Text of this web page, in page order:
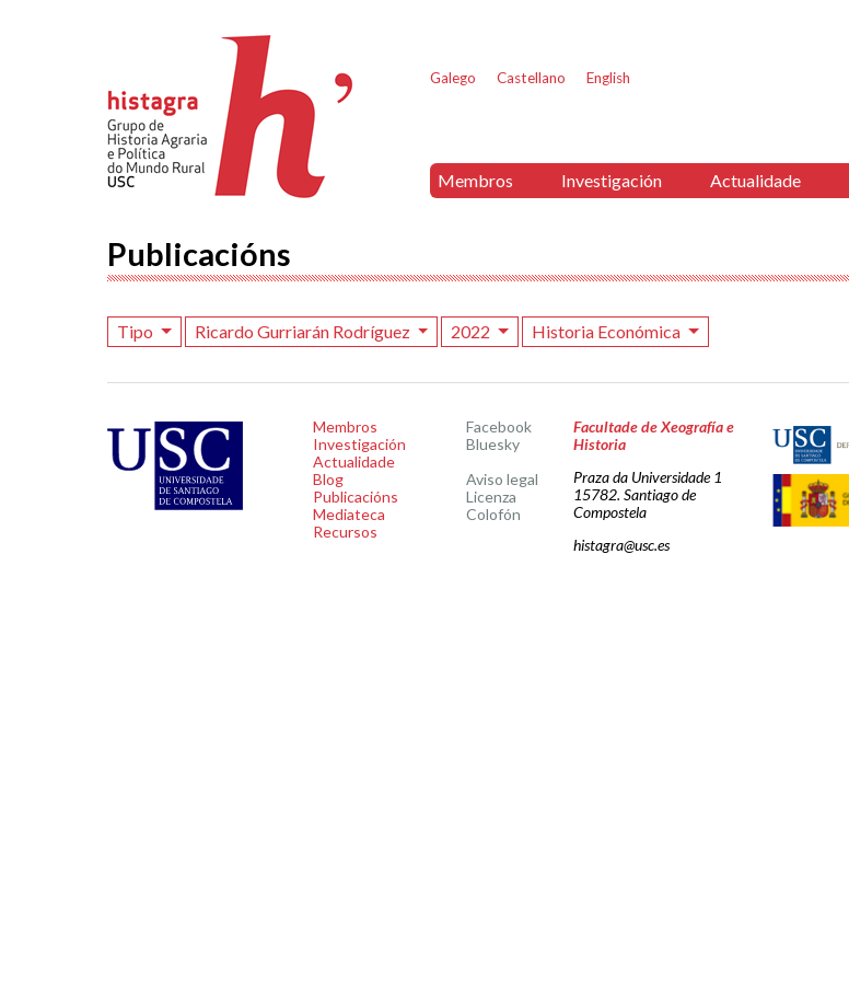
Galego Castellano English
Membros Investigación Actualidade
Publicacións
Tipo Ricardo Gurriarán Rodríguez 2022 Historia Económica
Membros
Investigación
Actualidade
Blog
Publicacións
Mediateca
Recursos
Facebook
Bluesky
Aviso legal
Licenza
Colofón
Facultade de Xeografía e
Historia
Praza da Universidade 1
15782. Santiago de
Compostela
histagra@usc.es